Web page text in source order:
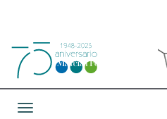
Toggle navigation